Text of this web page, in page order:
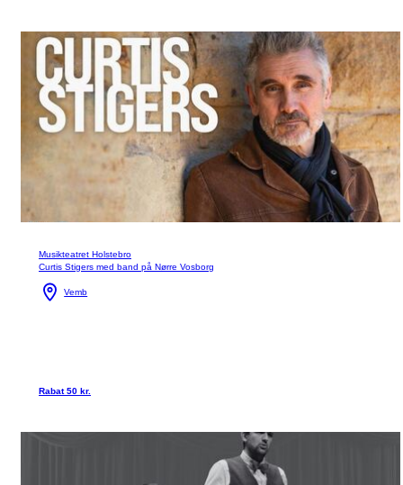
Musikteatret Holstebro
Curtis Stigers med band på Nørre Vosborg
Vemb
Rabat 50 kr.